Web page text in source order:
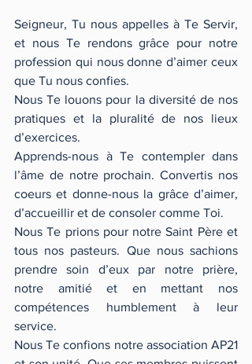
Seigneur, Tu nous appelles à Te Servir,
et nous Te rendons grâce pour notre
profession qui nous donne d’aimer ceux
que Tu nous confies.
Nous Te louons pour la diversité de nos
pratiques et la pluralité de nos lieux
d’exercices.
Apprends-nous à Te contempler dans
l’âme de notre prochain. Convertis nos
coeurs et donne-nous la grâce d’aimer,
d’accueillir et de consoler comme Toi.
Nous Te prions pour notre Saint Père et
tous nos pasteurs. Que nous sachions
prendre soin d’eux par notre prière,
notre amitié et en mettant nos
compétences humblement à leur
service.
Nous Te confions notre association AP21